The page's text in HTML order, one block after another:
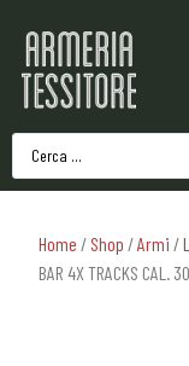
Home / Shop /Armi /
BAR 4X TRACKS CAL.